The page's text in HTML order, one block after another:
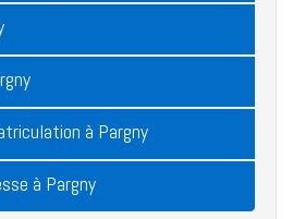
à Pargny
à Pargny